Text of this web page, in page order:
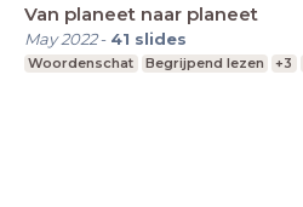
Van planeet naar planeet
May 2022- 41 slides
Woordenschat Begrijpend lezen +3